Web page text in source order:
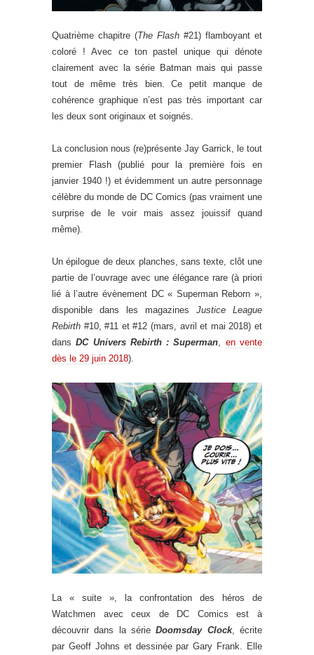
Quatrième chapitre (The Flash #21) flamboyant et
coloré ! Avec ce ton pastel unique qui dénote
clairement avec la série Batman mais qui passe
tout de même très bien. Ce petit manque de
cohérence graphique n’est pas très important car
les deux sont originaux et soignés.
La conclusion nous (re)présente Jay Garrick, le tout
premier Flash (publié pour la première fois en
janvier 1940 !) et évidemment un autre personnage
célèbre du monde de DC Comics (pas vraiment une
surprise de le voir mais assez jouissif quand
même).
Un épilogue de deux planches, sans texte, clôt une
partie de l’ouvrage avec une élégance rare (à priori
lié à l’autre évènement DC « Superman Reborn »,
disponible dans les magazines Justice League
Rebirth #10, #11 et #12 (mars, avril et mai 2018) et
dansDC Univers Rebirth : Superman
en vente
dès le 29 juin 2018).
La « suite », la confrontation des héros de
Watchmen avec ceux de DC Comics est à
découvrir dans la sérieDoomsday Clock, écrite
par Geoff Johns et dessinée par Gary Frank. Elle